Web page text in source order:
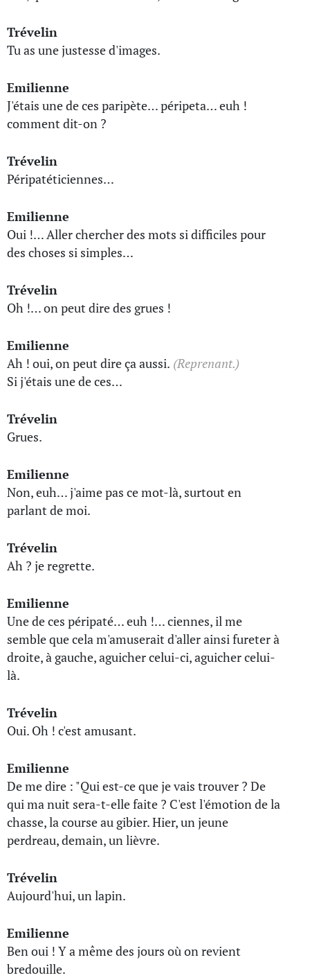
Trévelin
Tu as une justesse d'images.
Emilienne
J'étais une de ces paripète… péripeta… euh !
comment dit-on ?
Trévelin
Péripatéticiennes…
Emilienne
Oui !… Aller chercher des mots si difficiles pour
des choses si simples…
Trévelin
Oh !… on peut dire des grues !
Emilienne
Ah ! oui, on peut dire ça aussi. (Reprenant.)
Si j'étais une de ces…
Trévelin
Grues.
Emilienne
Non, euh… j'aime pas ce mot-là, surtout en
parlant de moi.
Trévelin
Ah ? je regrette.
Emilienne
Une de ces péripaté… euh !… ciennes, il me
semble que cela m'amuserait d'aller ainsi fureter à
droite, à gauche, aguicher celui-ci, aguicher celui-
là.
Trévelin
Oui. Oh ! c'est amusant.
Emilienne
De me dire : "Qui est-ce que je vais trouver ? De
qui ma nuit sera-t-elle faite ? C'est l'émotion de la
chasse, la course au gibier. Hier, un jeune
perdreau, demain, un lièvre.
Trévelin
Aujourd'hui, un lapin.
Emilienne
Ben oui ! Y a même des jours où on revient
bredouille.